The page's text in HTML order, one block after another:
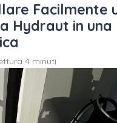
Facilmente
Hydraut in una
4 minuti